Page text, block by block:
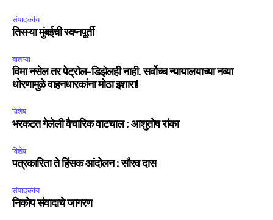
संपादकीय
तिसऱ्या मुंबईची स्वप्नपूर्ती
बातम्या
विमा नसेल तर पेट्रोल-डिझेलही नाही. सर्वोच्च न्यायालयाच्या नव्या
धोरणामुळे वाहनधारकांना मोठा इशारा!
विशेष
भरकटत गेलेली वैचारिक वाटचाल : आशुतोष रांका
विशेष
पत्रकारिता ते हिंसक आंदोलन : सौरव दास
संपादकीय
निकोप संवादाचे जागरण